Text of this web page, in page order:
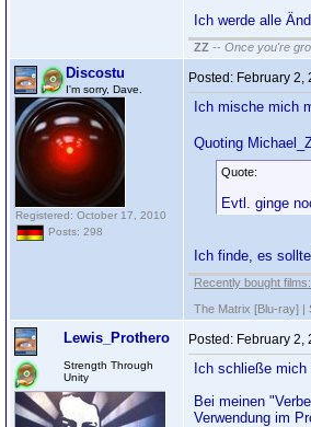
Ich werde alle
ZZ -- Once you're
Discostu
I'm sorry, Dave.
Registered: October 17, 2010
Posts: 298
Posted: February 2,
Ich mische mich
Quoting
Quote:
Evtl. ginge
Ich finde, es
Recently bought films:
The Matrix [Blu-ray] |
Lewis_Prothero
Strength Through
Unity
Posted: February 2,
Ich schließe
Bei meinen
Verwendung im